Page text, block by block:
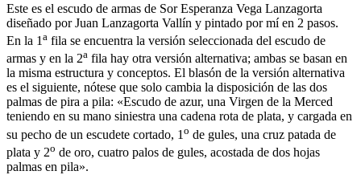
Este es el escudo de armas de Sor Esperanza Vega Lanzagorta
diseñado por Juan Lanzagorta Vallín y pintado por mí en 2 pasos.
En la 1 a fila se encuentra la versión seleccionada del escudo de
armas y en la 2a fila hay otra versión alternativa; ambas se basan en
la misma estructura y conceptos. El blasón de la versión alternativa
es el siguiente, nótese que solo cambia la disposición de las dos
palmas de pira a pila: «Escudo de azur, una Virgen de la Merced
teniendo en su mano siniestra una cadena rota de plata, y cargada en
su pecho de un escudete cortado, 1 o de gules, una cruz patada de
plata y 2o de oro, cuatro palos de gules, acostada de dos hojas
palmas en pila».